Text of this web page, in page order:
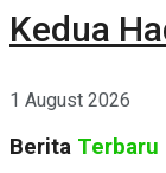
Kedua
1 August 2026
Berita Terbaru